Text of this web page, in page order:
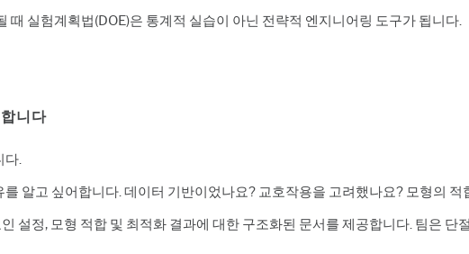
때 실험계획법(DOE)은 통계적 실습이 아닌 전략적 엔지니어링 도구가 됩니다.
니다
다.
알고 싶어합니다. 데이터 기반이었나요? 교호작용을 고려했나요? 모형의
설정, 모형 적합 및 최적화 결과에 대한 구조화된 문서를 제공합니다. 팀은 단